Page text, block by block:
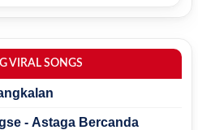
VIRAL SONGS
- Astaga Bercanda